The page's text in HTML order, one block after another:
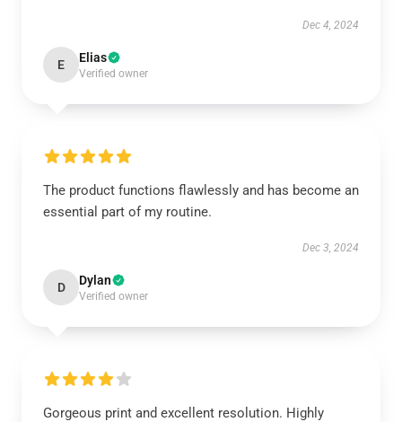
Dec 4, 2024
E Elias
Verified owner
The product functions flawlessly and has become an
essential part of my routine.
Dec 3, 2024
D Dylan
Verified owner
Gorgeous print and excellent resolution. Highly